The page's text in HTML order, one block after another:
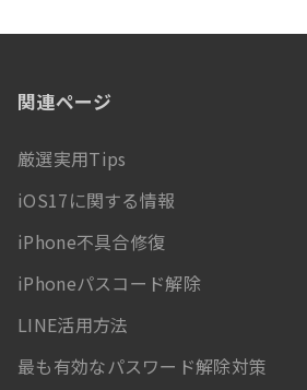
関連ページ
厳選実用Tips
iOS17に関する情報
iPhone不具合修復
iPhoneパスコード解除
LINE活用方法
最も有効なパスワード解除対策